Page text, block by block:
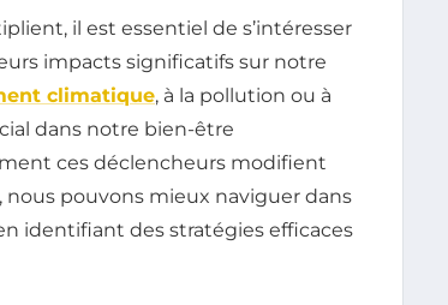
il est essentiel de s’intéresser
impacts significatifs sur notre
climatique, à la pollution ou à
dans notre bien-être
ces déclencheurs modifient
pouvons mieux naviguer dans
identifiant des stratégies efficaces